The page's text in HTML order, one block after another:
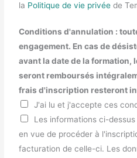
la Politique de vie privée de
Conditions d'annulation :
engagement. En cas de
avant la date de la
seront remboursés
frais d'inscription resteront
J'ai lu et j'accepte ces
Les informations ci-
en vue de procéder à
facturation de celle-ci. Les